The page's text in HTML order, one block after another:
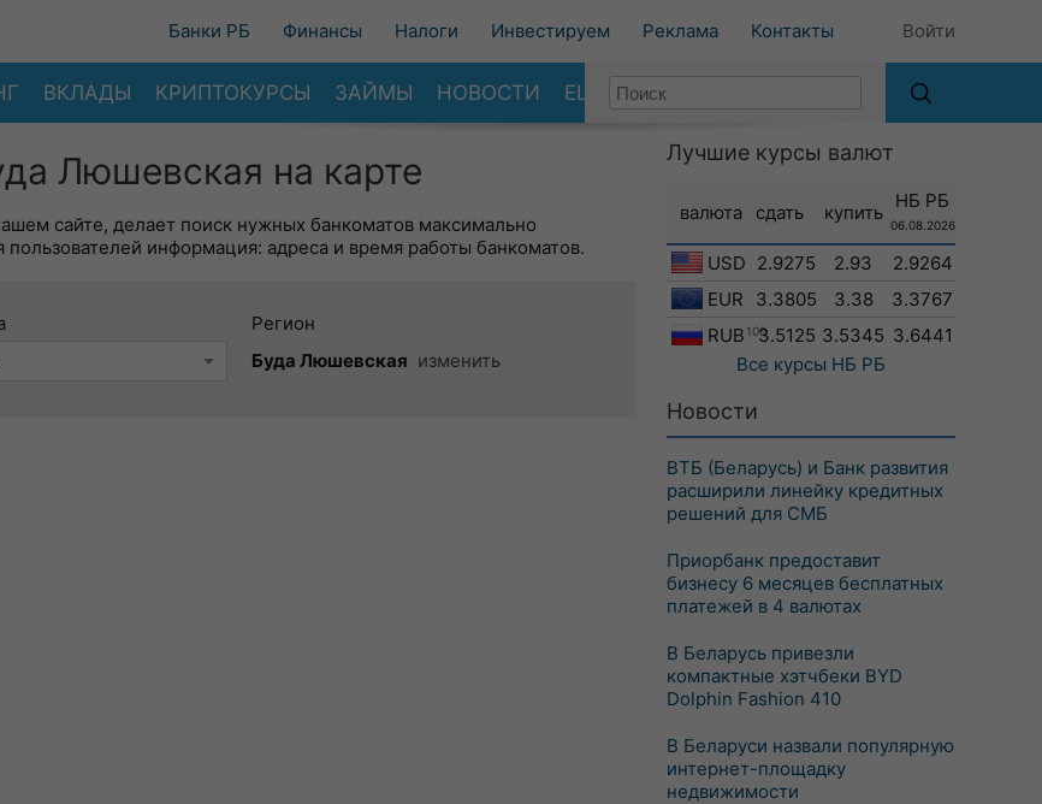
Банки РБ Финансы Налоги Инвестируем Реклама Контакты Войти
ВКЛАДЫ КРИПТОКУРСЫ ЗАЙМЫ НОВОСТИ ЕЩЕ
Люшевская на карте
сайте, делает поиск нужных банкоматов максимально
информация: адреса и время работы банкоматов.
Регион
Буда Люшевская изменить
Лучшие курсы валют
валюта сдать купить
НБ РБ
06.08.2026
USD 2.9275 2.93
2.9264
EUR
3.3805 3.38
3.3767
RUB 1003.5125 3.5345 3.6441
Все курсы НБ РБ
Новости
ВТБ (Беларусь) и Банк развития
расширили линейку кредитных
решений для СМБ
Приорбанк предоставит
бизнесу 6 месяцев бесплатных
платежей в 4 валютах
В Беларусь привезли
компактные хэтчбеки BYD
Dolphin Fashion 410
В Беларуси назвали популярную
интернет-площадку
недвижимости